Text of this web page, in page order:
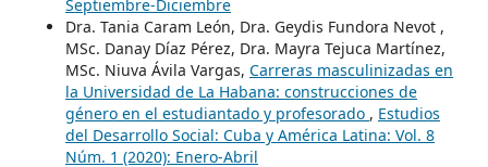
Septiembre-Diciembre
Dra. Tania Caram León, Dra. Geydis Fundora Nevot ,
MSc. Danay Díaz Pérez, Dra. Mayra Tejuca Martínez,
MSc. Niuva Ávila Vargas, Carreras masculinizadas en
la Universidad de La Habana: construcciones de
género en el estudiantado y profesorado , Estudios
del Desarrollo Social: Cuba y América Latina: Vol. 8
Núm. 1 (2020): Enero-Abril